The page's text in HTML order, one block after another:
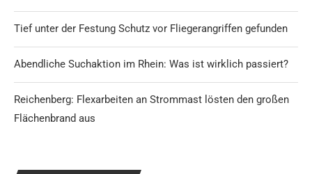
Tief unter der Festung Schutz vor Fliegerangriffen gefunden
Abendliche Suchaktion im Rhein: Was ist wirklich passiert?
Reichenberg: Flexarbeiten an Strommast lösten den großen
Flächenbrand aus